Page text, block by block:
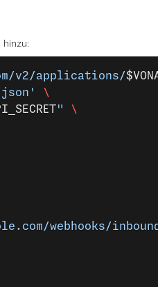
hinzu:
v2/applications/
\
"
\
webhooks/